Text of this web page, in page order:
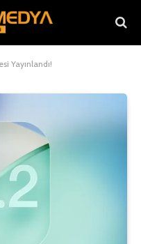
Yayınlandı!